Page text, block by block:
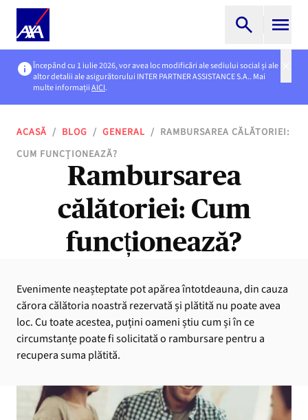
Începând cu 1 iulie 2026, vor avea loc modificări ale sediului social și ale
altor detalii ale asigurătorului INTER PARTNER ASSISTANCE S.A.. Mai
multe informațiiAICI.
ACASĂ / BLOG / GENERAL / RAMBURSAREA CĂLĂTORIEI:
CUM FUNCȚIONEAZĂ?
Rambursarea
călătoriei: Cum
funcționează?
Evenimente neașteptate pot apărea întotdeauna, din cauza
cărora călătoria noastră rezervată și plătită nu poate avea
loc. Cu toate acestea, puțini oameni știu cum și în ce
circumstanțe poate fi solicitată o rambursare pentru a
recupera suma plătită.